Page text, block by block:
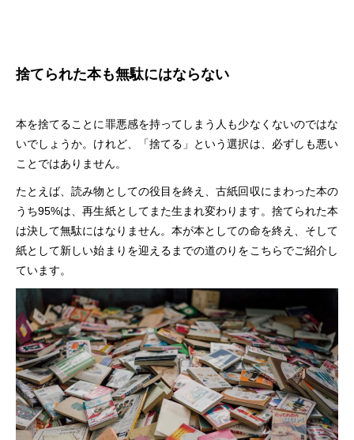
捨てられた本も無駄にはならない
本を捨てることに罪悪感を持ってしまう人も少なくないのではな
いでしょうか。けれど、「捨てる」という選択は、必ずしも悪い
ことではありません。
たとえば、読み物としての役目を終え、古紙回収にまわった本の
うち95%は、再生紙としてまた生まれ変わります。捨てられた本
は決して無駄にはなりません。本が本としての命を終え、そして
紙として新しい始まりを迎えるまでの道のりをこちらでご紹介し
ています。